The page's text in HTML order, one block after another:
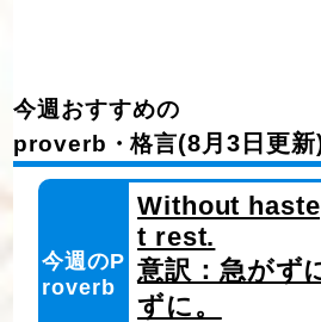
今週おすすめの
proverb・格言(8月3日更新
今週のP
roverb
Without
t rest.
意訳：急がず
ずに。